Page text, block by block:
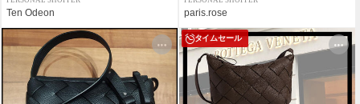
Ten Odeon paris.rose
タイムセール